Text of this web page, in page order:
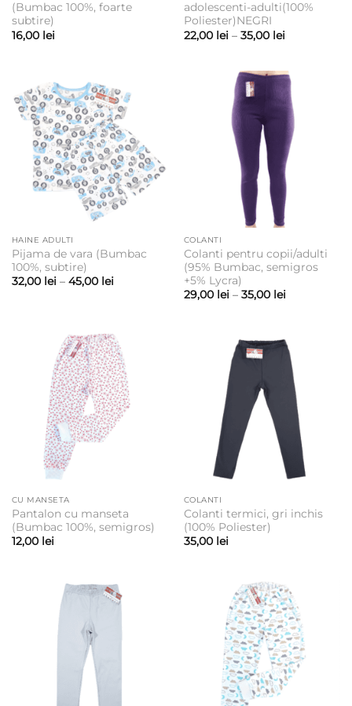
(Bumbac 100%, foarte
subtire)
16,00 lei
adolescenti-adulti(100%
Poliester)NEGRI
22,00 lei – 35,00 leiInterval
până
la
35,00 lei
HAINE ADULTI
Pijama de vara (Bumbac
100%, subtire)
32,00 lei – 45,00 leiInterval
la
45,00 lei
COLANTI
Colanti pentru copii/adulti
(95% Bumbac, semigros
+5% Lycra)
29,00 lei – 35,00 leiInterval
la
35,00 lei
CU MANSETA
Pantalon cu manseta
(Bumbac 100%, semigros)
12,00 lei
COLANTI
Colanti termici, gri inchis
(100% Poliester)
35,00 lei